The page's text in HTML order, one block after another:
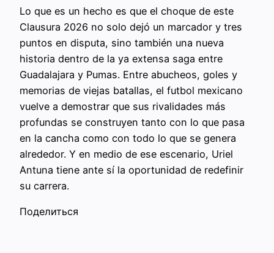
Lo que es un hecho es que el choque de este
Clausura 2026 no solo dejó un marcador y tres
puntos en disputa, sino también una nueva
historia dentro de la ya extensa saga entre
Guadalajara y Pumas. Entre abucheos, goles y
memorias de viejas batallas, el futbol mexicano
vuelve a demostrar que sus rivalidades más
profundas se construyen tanto con lo que pasa
en la cancha como con todo lo que se genera
alrededor. Y en medio de ese escenario, Uriel
Antuna tiene ante sí la oportunidad de redefinir
su carrera.
Поделиться